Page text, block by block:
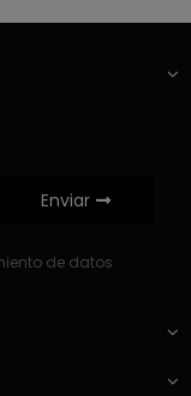
Enviar
de datos